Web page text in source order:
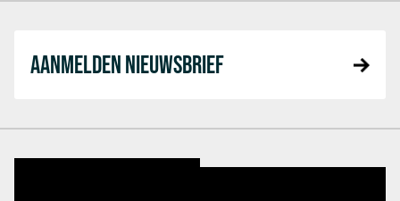
AANMELDEN NIEUWSBRIEF